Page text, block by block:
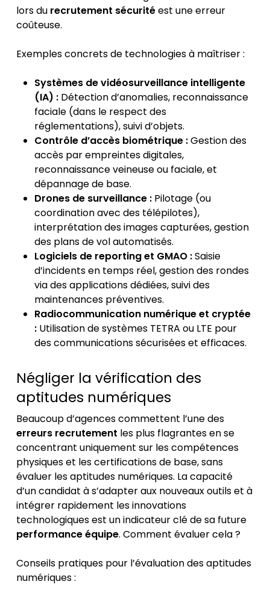
lors du recrutement sécuritéest une erreur
coûteuse.
Exemples concrets de technologies à maîtriser :
Systèmes de vidéosurveillance intelligente
(IA) :Détection d’anomalies, reconnaissance
faciale (dans le respect des
réglementations), suivi d’objets.
Contrôle d’accès biométrique :Gestion des
accès par empreintes digitales,
reconnaissance veineuse ou faciale, et
dépannage de base.
Drones de surveillance :Pilotage (ou
coordination avec des télépilotes),
interprétation des images capturées, gestion
des plans de vol automatisés.
Logiciels de reporting et GMAO :Saisie
d’incidents en temps réel, gestion des rondes
via des applications dédiées, suivi des
maintenances préventives.
Radiocommunication numérique et cryptée
:Utilisation de systèmes TETRA ou LTE pour
des communications sécurisées et efficaces.
Négliger la vérification des
aptitudes numériques
Beaucoup d’agences commettent l’une des
erreurs recrutement les plus flagrantes en se
concentrant uniquement sur les compétences
physiques et les certifications de base, sans
évaluer les aptitudes numériques. La capacité
d’un candidat à s’adapter aux nouveaux outils et à
intégrer rapidement les innovations
technologiques est un indicateur clé de sa future
performance équipe. Comment évaluer cela ?
Conseils pratiques pour l’évaluation des aptitudes
numériques :